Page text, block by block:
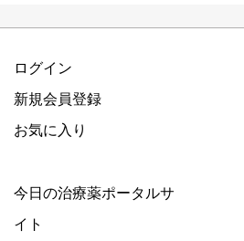
ログイン
新規会員登録
お気に入り
今日の治療薬ポータルサ
イト